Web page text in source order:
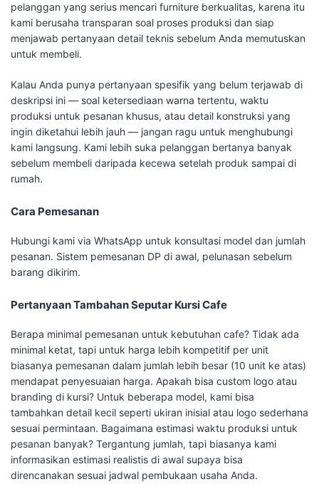
pelanggan yang serius mencari furniture berkualitas, karena itu
kami berusaha transparan soal proses produksi dan siap
menjawab pertanyaan detail teknis sebelum Anda memutuskan
untuk membeli.
Kalau Anda punya pertanyaan spesifik yang belum terjawab di
deskripsi ini — soal ketersediaan warna tertentu, waktu
produksi untuk pesanan khusus, atau detail konstruksi yang
ingin diketahui lebih jauh — jangan ragu untuk menghubungi
kami langsung. Kami lebih suka pelanggan bertanya banyak
sebelum membeli daripada kecewa setelah produk sampai di
rumah.
Cara Pemesanan
Hubungi kami via WhatsApp untuk konsultasi model dan jumlah
pesanan. Sistem pemesanan DP di awal, pelunasan sebelum
barang dikirim.
Pertanyaan Tambahan Seputar Kursi Cafe
Berapa minimal pemesanan untuk kebutuhan cafe? Tidak ada
minimal ketat, tapi untuk harga lebih kompetitif per unit
biasanya pemesanan dalam jumlah lebih besar (10 unit ke atas)
mendapat penyesuaian harga. Apakah bisa custom logo atau
branding di kursi? Untuk beberapa model, kami bisa
tambahkan detail kecil seperti ukiran inisial atau logo sederhana
sesuai permintaan. Bagaimana estimasi waktu produksi untuk
pesanan banyak? Tergantung jumlah, tapi biasanya kami
informasikan estimasi realistis di awal supaya bisa
direncanakan sesuai jadwal pembukaan usaha Anda.